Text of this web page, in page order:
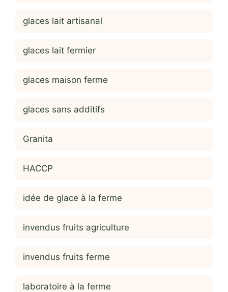
glaces lait artisanal
glaces lait fermier
glaces maison ferme
glaces sans additifs
Granita
HACCP
idée de glace à la ferme
invendus fruits agriculture
invendus fruits ferme
laboratoire à la ferme